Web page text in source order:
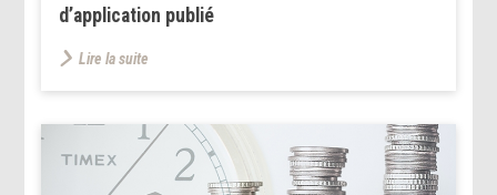
d’application publié
Lire la suite